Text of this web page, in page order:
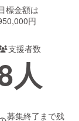
Creation
ュニティ
標金額は
円
支援者数
人
募集終了まで残